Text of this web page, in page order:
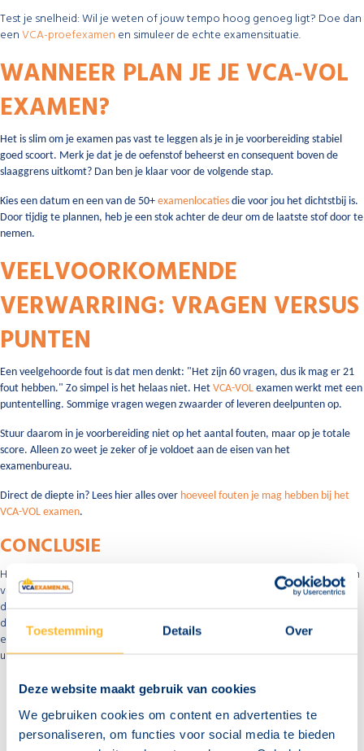
Toestemming Details Over
Deze website maakt gebruik van cookies
We gebruiken cookies om content en advertenties te
personaliseren, om functies voor social media te bieden
Test je snelheid: Wil je weten of jouw tempo hoog genoeg ligt? Doe dan
eenVCA-proefexamen en simuleer de echte examensituatie.
WANNEER PLAN JE JE VCA-VOL
EXAMEN?
Het is slim om je examen pas vast te leggen als je in je voorbereiding stabiel
goed scoort. Merk je dat je de oefenstof beheerst en consequent boven de
slaaggrens uitkomt? Dan ben je klaar voor de volgende stap.
Kies een datum en een van de 50+ examenlocaties die voor jou het dichtstbij is.
Door tijdig te plannen, heb je een stok achter de deur om de laatste stof door te
nemen.
VEELVOORKOMENDE
VERWARRING: VRAGEN VERSUS
PUNTEN
Een veelgehoorde fout is dat men denkt: "Het zijn 60 vragen, dus ik mag er 21
fout hebben." Zo simpel is het helaas niet. Het VCA-VOL examen werkt met een
puntentelling. Sommige vragen wegen zwaarder of leveren deelpunten op.
Stuur daarom in je voorbereiding niet op het aantal fouten, maar op je totale
score. Alleen zo weet je zeker of je voldoet aan de eisen van het
examenbureau.
Direct de diepte in? Lees hier alles over hoeveel fouten je mag hebben bij het
VCA-VOL examen.
CONCLUSIE
Hoeveel vragen heeft het
? Je krijgt in totaal 60 vragen
voor je kiezen. Bij je voorbereiding is het dus essentieel dat je niet alleen
de stof kent, maar ook het juiste tempo weet vast te houden. Oefen
daarom vooraf met een
VCA-proefexamen
, plan vervolgens je VCA-VOL
examen in en kies een van de examenlocaties die voor jou het beste
uitkomt.